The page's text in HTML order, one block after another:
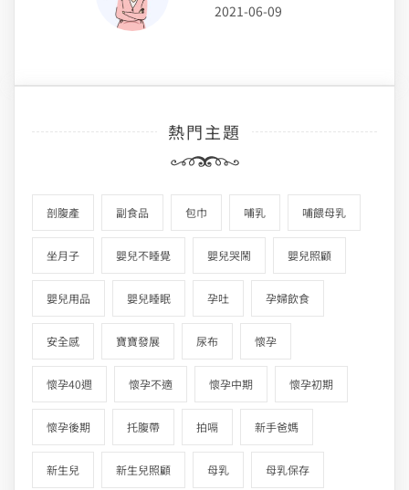
2021-06-09
熱門主題
剖腹產 副食品 包巾 哺乳 哺餵母乳
坐月子 嬰兒不睡覺 嬰兒哭鬧 嬰兒照顧
嬰兒用品 嬰兒睡眠 孕吐 孕婦飲食
安全感 寶寶發展 尿布 懷孕
懷孕40週 懷孕不適 懷孕中期 懷孕初期
懷孕後期 托腹帶 拍嗝 新手爸媽
新生兒 新生兒照顧 母乳 母乳保存